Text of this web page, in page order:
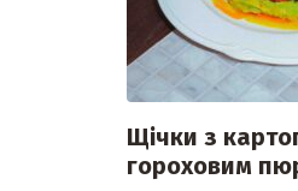
Щічки з
гороховим